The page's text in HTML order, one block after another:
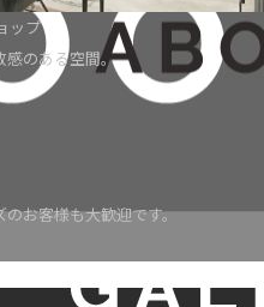
ップ
感のある空間。
お客様も大歓迎です。